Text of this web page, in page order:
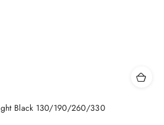
Black 130/190/260/330